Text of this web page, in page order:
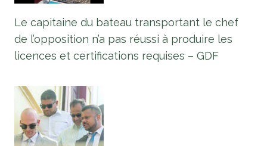
Le capitaine du bateau transportant le chef
de l’opposition n’a pas réussi à produire les
licences et certifications requises – GDF